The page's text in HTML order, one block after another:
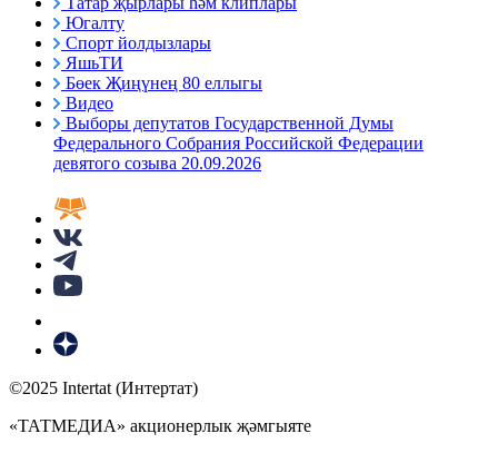
Югалту
Спорт йолдызлары
ЯшьТИ
Бөек Җиңүнең 80 еллыгы
Видео
Выборы депутатов Государственной Думы
Федерального Собрания Российской Федерации
девятого созыва 20.09.2026
©2025 Intertat (Интертат)
«ТАТМЕДИА» акционерлык җәмгыяте